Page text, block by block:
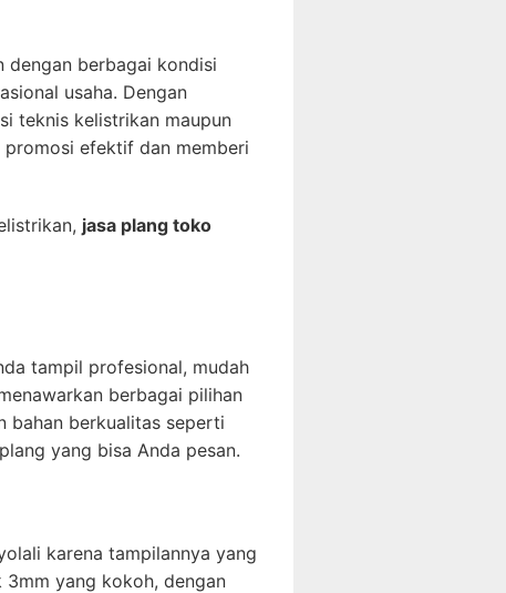
dengan berbagai kondisi
usaha. Dengan
teknis kelistrikan maupun
efektif dan memberi
jasa plang toko
tampil profesional, mudah
berbagai pilihan
bahan berkualitas seperti
yang bisa Anda pesan.
karena tampilannya yang
yang kokoh, dengan